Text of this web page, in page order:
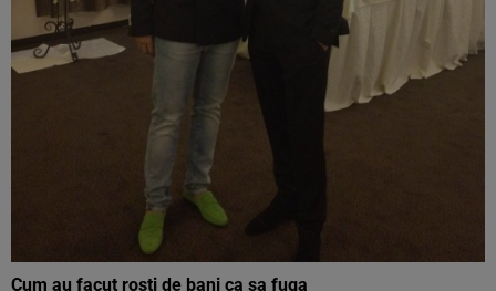
Cum au facut rosti de bani ca sa fuga